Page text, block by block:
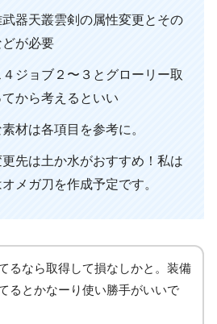
器天叢雲剣の属性変更とその
が必要
ジョブ２〜３とグローリー取
から考えるといい
材は各項目を参考に。
先は土か水がおすすめ！私は
メガ刀を作成予定です。
るなら取得して損なしかと。装備
るとかなーり使い勝手がいいで